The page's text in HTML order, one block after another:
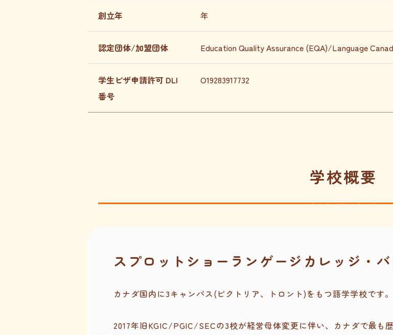
創立年 年
認定団体/加盟団体 Education Quality Assurance (EQA)/Language
学生ビザ申請許可 DLI
番号
O19283917732
学校概要
スプロットショーランゲージカレッジ・
カナダ国内に3キャンパス(ビクトリア、トロント)をもつ語学学校です。
2017年旧KGIC/PGIC/SECの3校が経営母体変更に伴い、カナダで最